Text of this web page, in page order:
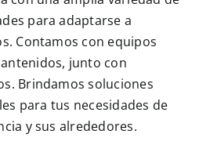
para adaptarse a
Contamos con equipos
junto con
Brindamos soluciones
para tus necesidades de
y sus alrededores.